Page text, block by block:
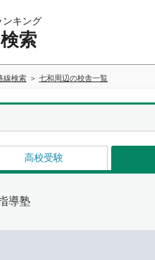
ンキング
索
線検索 七和周辺の校舎一覧
高校受験
導塾